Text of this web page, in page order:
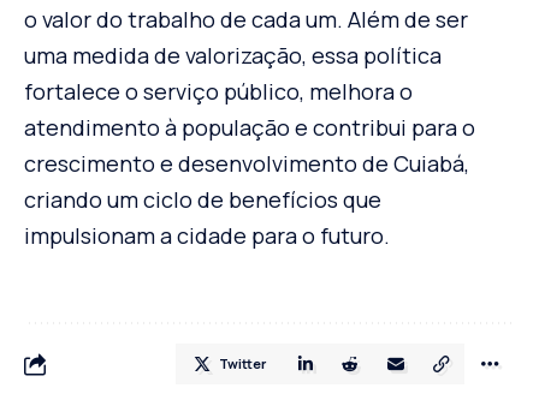
o valor do trabalho de cada um. Além de ser
uma medida de valorização, essa política
fortalece o serviço público, melhora o
atendimento à população e contribui para o
crescimento e desenvolvimento de Cuiabá,
criando um ciclo de benefícios que
impulsionam a cidade para o futuro.
Twitter